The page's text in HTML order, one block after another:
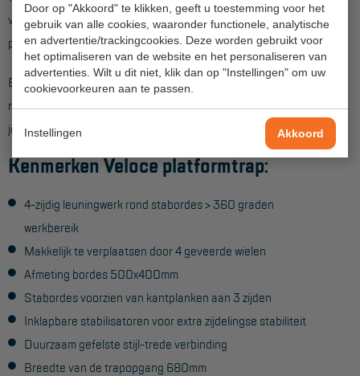
Door op "Akkoord" te klikken, geeft u toestemming voor het
gebruik van alle cookies, waaronder functionele, analytische
en advertentie/trackingcookies. Deze worden gebruikt voor
het optimaliseren van de website en het personaliseren van
advertenties. Wilt u dit niet, klik dan op "Instellingen" om uw
cookievoorkeuren aan te passen.
Instellingen Akkoord
Wet- en regelgeving
Garantie
Algemene voorwaarden
Webshop voorwaarden
voor een soepele geleiding zijn onderdelen op een aantal
plekken voorzien van kunststof bekleding.
Ben je klaar met het werk dan klap je de trap weer net zo
makkelijk in en met de transportwielen aan de voorzijde verrol
je hem zonder sjouwen weer naar de volgende klus.
Kenmerken Veloce platformtrap:
4-zijdig leuningwerk rond stabordes > 360 graden
werkbereik
Makkelijk te verplaatsen door 4 geveerde wielen
Afmeting bordes 500x400mm
Stabordes voorzien van kantplanken aan 3 zijden
Inklapbare stabilisatoren voor extra zijdelingse stabiliteit
Duurzaam gefelste stijl-trede verbinding
Breedte van de trapopgang 680mm